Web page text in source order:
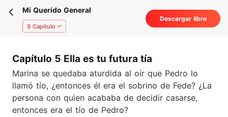
Mi Querido General
5 Capítulo
Descargar libro
Capítulo 5 Ella es tu futura tía
Marina se quedaba aturdida al oír que Pedro lo
llamó tío, ¿entonces él era el sobrino de Fede? ¿La
persona con quien acababa de decidir casarse,
entonces era el tío de Pedro?